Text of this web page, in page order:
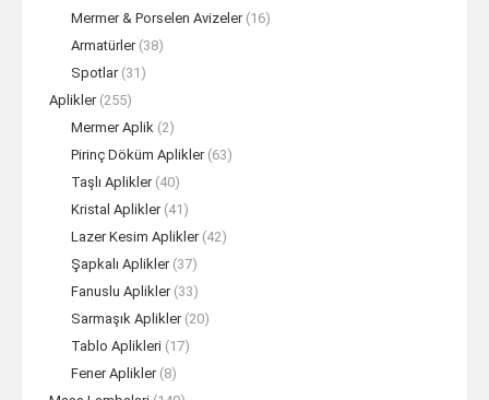
Mermer & Porselen Avizeler (16)
Armatürler (38)
Spotlar (31)
Aplikler (255)
Mermer Aplik (2)
Pirinç Döküm Aplikler (63)
Taşlı Aplikler (40)
Kristal Aplikler (41)
Lazer Kesim Aplikler (42)
Şapkalı Aplikler (37)
Fanuslu Aplikler (33)
Sarmaşık Aplikler (20)
Tablo Aplikleri (17)
Fener Aplikler (8)